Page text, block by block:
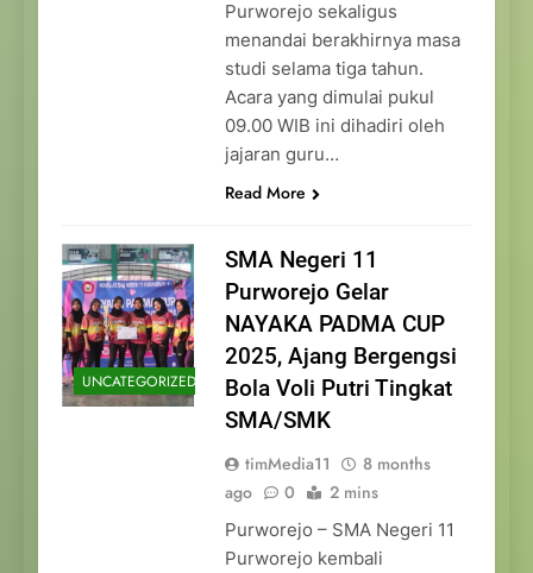
Purworejo sekaligus
menandai berakhirnya masa
studi selama tiga tahun.
Acara yang dimulai pukul
09.00 WIB ini dihadiri oleh
jajaran guru…
Read More
UNCATEGORIZED
SMA Negeri 11
Purworejo Gelar
NAYAKA PADMA CUP
2025, Ajang Bergengsi
Bola Voli Putri Tingkat
SMA/SMK
timMedia11
8 months
ago
0 2 mins
Purworejo – SMA Negeri 11
Purworejo kembali